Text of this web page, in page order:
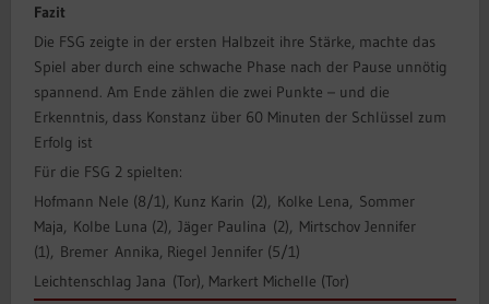
Fazit
Die FSG zeigte in der ersten Halbzeit ihre Stärke, machte das
Spiel aber durch eine schwache Phase nach der Pause unnötig
spannend. Am Ende zählen die zwei Punkte – und die
Erkenntnis, dass Konstanz über 60 Minuten der Schlüssel zum
Erfolg ist
Für die FSG 2 spielten:
Hofmann Nele (8/1), Kunz Karin (2), Kolke Lena, Sommer
Maja, Kolbe Luna (2), Jäger Paulina (2), Mirtschov Jennifer
(1), Bremer Annika, Riegel Jennifer (5/1)
Leichtenschlag Jana (Tor), Markert Michelle (Tor)